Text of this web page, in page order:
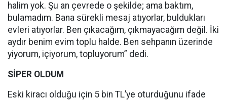
halim yok. Şu an çevrede o şekilde; ama baktım,
bulamadım. Bana sürekli mesaj atıyorlar, buldukları
evleri atıyorlar. Ben çıkacağım, çıkmayacağım değil. İki
aydır benim evim toplu halde. Ben sehpanın üzerinde
yiyorum, içiyorum, topluyorum” dedi.
SİPER OLDUM
Eski kiracı olduğu için 5 bin TL’ye oturduğunu ifade